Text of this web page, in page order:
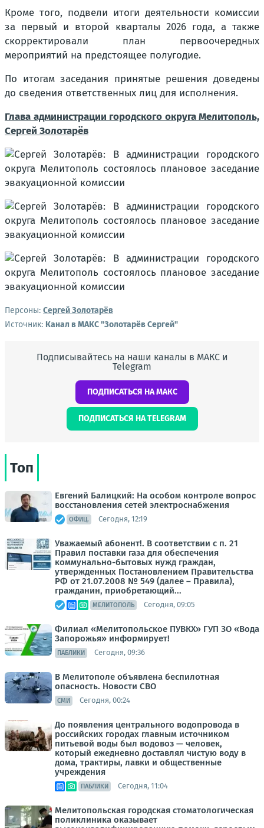
Кроме того, подвели итоги деятельности комиссии
за первый и второй кварталы 2026 года, а также
скорректировали план первоочередных
мероприятий на предстоящее полугодие.
По итогам заседания принятые решения доведены
до сведения ответственных лиц для исполнения.
Глава администрации городского округа Мелитополь,
Сергей Золотарёв
Персоны: Сергей Золотарёв
Источник: Канал в МАКС "Золотарёв Сергей"
Подписывайтесь на наши каналы в МАКС и
Telegram
ПОДПИСАТЬСЯ НА МАКС
ПОДПИСАТЬСЯ НА TELEGRAM
Топ
Евгений Балицкий: На особом контроле вопрос
восстановления сетей электроснабжения
ОФИЦ. Сегодня, 12:19
Уважаемый абонент!. В соответствии с п. 21
Правил поставки газа для обеспечения
коммунально-бытовых нужд граждан,
утвержденных Постановлением Правительства
РФ от 21.07.2008 № 549 (далее – Правила),
гражданин, приобретающий...
МЕЛИТОПОЛЬ Сегодня, 09:05
Филиал «Мелитопольское ПУВКХ» ГУП ЗО «Вода
Запорожья» информирует!
ПАБЛИКИ Сегодня, 09:36
В Мелитополе объявлена беспилотная
опасность. Новости СВО
СМИ Сегодня, 00:24
До появления центрального водопровода в
российских городах главным источником
питьевой воды был водовоз — человек,
который ежедневно доставлял чистую воду в
дома, трактиры, лавки и общественные
учреждения
ПАБЛИКИ Сегодня, 11:04
Мелитопольская городская стоматологическая
поликлиника оказывает